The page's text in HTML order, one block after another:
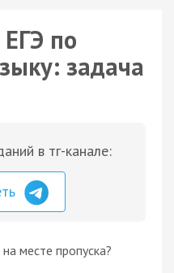
по
задача
в тг-канале:
месте пропуска?